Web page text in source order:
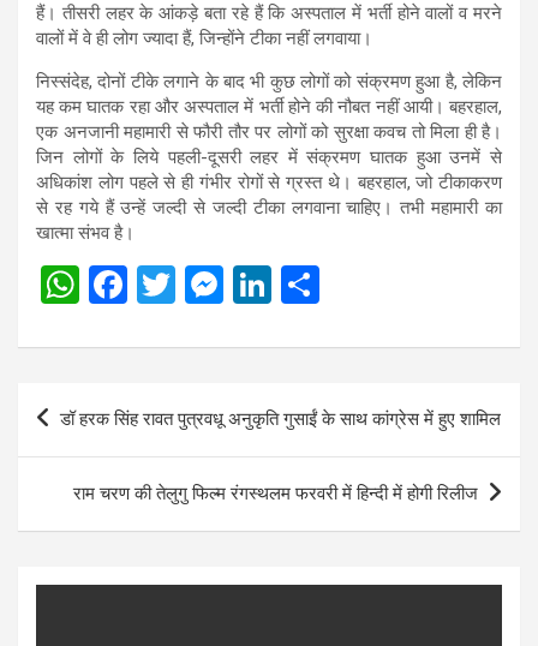
हैं। तीसरी लहर के आंकड़े बता रहे हैं कि अस्पताल में भर्ती होने वालों व मरने
वालों में वे ही लोग ज्यादा हैं, जिन्होंने टीका नहीं लगवाया।
निस्संदेह, दोनों टीके लगाने के बाद भी कुछ लोगों को संक्रमण हुआ है, लेकिन
यह कम घातक रहा और अस्पताल में भर्ती होने की नौबत नहीं आयी। बहरहाल,
एक अनजानी महामारी से फौरी तौर पर लोगों को सुरक्षा कवच तो मिला ही है।
जिन लोगों के लिये पहली-दूसरी लहर में संक्रमण घातक हुआ उनमें से
अधिकांश लोग पहले से ही गंभीर रोगों से ग्रस्त थे। बहरहाल, जो टीकाकरण
से रह गये हैं उन्हें जल्दी से जल्दी टीका लगवाना चाहिए। तभी महामारी का
खात्मा संभव है।
W
at
A
p
p
F
ce
b
o
o
k
T
tt
M
se
g
er
Li
ke
dI
n
ar
e
Post
डॉ हरक सिंह रावत पुत्रवधू अनुकृति गुसाईं के साथ कांग्रेस में हुए शामिल
राम चरण की तेलुगु फिल्म रंगस्थलम फरवरी में हिन्दी में होगी रिलीज